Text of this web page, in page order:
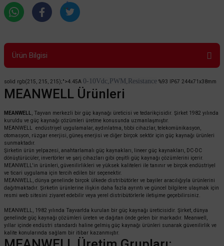
Ürün Bilgisi
solid rgb(215, 215, 215);">4.45A 0-10Vdc,PWM,Resistance %93 IP67 244x71x38mm
MEANWELL Ürünleri
MEANWELL
, Tayvan merkezli bir güç kaynağı üreticisi ve tedarikçisidir. Şirket 1982 yılında
kuruldu ve güç kaynağı çözümleri üretme konusunda uzmanlaşmıştır.
MEANWELL endüstriyel uygulamalar, aydınlatma, tıbbi cihazlar, telekomünikasyon,
otomasyon, rüzgar enerjisi, güneş enerjisi ve diğer birçok sektör için güç kaynağı ürünleri
sunmaktadır.
Şirketin ürün yelpazesi, anahtarlamalı güç kaynakları, lineer güç kaynakları, DC-DC
dönüştürücüler, invertörler ve şarj cihazları gibi çeşitli güç kaynağı çözümlerini içerir.
MEANWELL'in ürünleri, güvenilirlikleri ve yüksek kaliteleri ile tanınır ve birçok endüstriyel
ve ticari uygulama için tercih edilen bir seçenektir.
MEANWELL, dünya genelinde birçok ülkede distribütörler ve bayiler aracılığıyla ürünlerini
dağıtmaktadır. Şirketin ürünlerine ilişkin daha fazla ayrıntı ve güncel bilgilere ulaşmak için
resmi web sitesini ziyaret edebilir veya yerel distribütörlerle iletişime geçebilirsiniz.
MEANWELL, 1982 yılında Tayvan'da kurulan bir güç kaynağı üreticisidir. Şirket, dünya
genelinde güç kaynağı çözümleri üreten ve dağıtan önde gelen bir markadır. Meanwell,
yıllar içinde endüstri standardı haline gelmiş güç kaynağı ürünleri sunarak güvenilirlik ve
kalite konularında sağlam bir itibar kazanmıştır.